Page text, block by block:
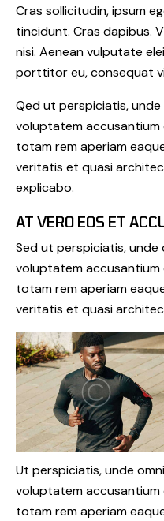
Cras sollicitudin, ipsum
tincidunt. Cras dapibus.
nisi. Aenean vulputate
porttitor eu, consequat
Qed ut perspiciatis,
voluptatem accusantium
totam rem aperiam
veritatis et quasi
explicabo.
AT VERO EOS ET
Sed ut perspiciatis,
voluptatem accusantium
totam rem aperiam
veritatis et quasi
Ut perspiciatis, unde
voluptatem accusantium
totam rem aperiam